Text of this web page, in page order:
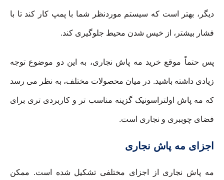
دیگر، بهتر است که سیستم موردنظر شما با پمپ کار کند تا با
فشار بیشتر، از خیس شدن محیط جلوگیری کند.
پس حتماً موقع خرید مه پاش نجاری، به این دو موضوع توجه
زیادی داشته باشید. در میان محصولات مختلف، به نظر می رسد
که مه پاش اولتراسونیک گزینه مناسب تر و کاربردی تری برای
فضای چوببری و نجاری است.
اجزای مه پاش نجاری
مه پاش نجاری از اجزای مختلفی تشکیل شده است. ممکن